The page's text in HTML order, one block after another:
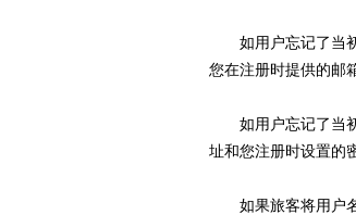
如用户忘记了当初
您在注册时提供的邮
如用户忘记了当初
址和您注册时设置的
如果旅客将用户名